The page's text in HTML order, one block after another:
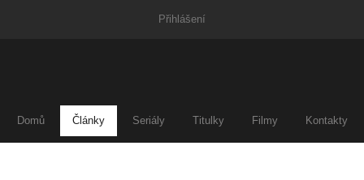
Přihlášení
Domů Články Seriály Titulky Filmy Kontakty